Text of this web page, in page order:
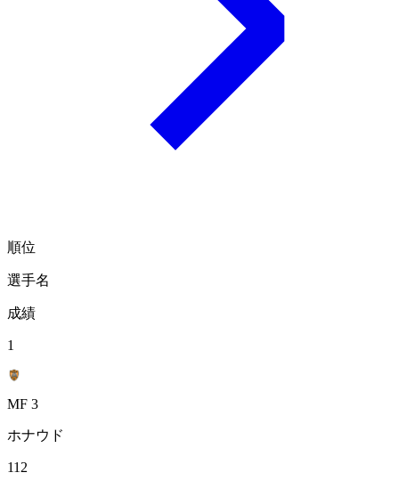
順位
選手名
成績
1
MF 3
ホナウド
112